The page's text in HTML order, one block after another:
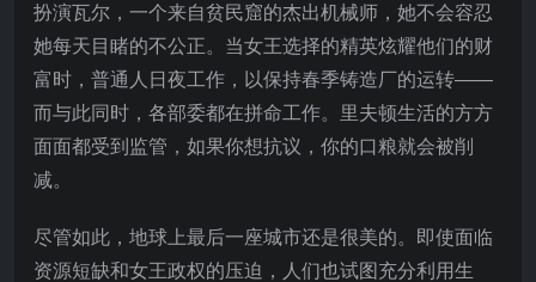
扮演瓦尔，一个来自贫民窟的杰出机械师，她不会容忍
她每天目睹的不公正。当女王选择的精英炫耀他们的财
富时，普通人日夜工作，以保持春季铸造厂的运转——
而与此同时，各部委都在拼命工作。里夫顿生活的方方
面面都受到监管，如果你想抗议，你的口粮就会被削
减。
尽管如此，地球上最后一座城市还是很美的。即使面临
资源短缺和女王政权的压迫，人们也试图充分利用生